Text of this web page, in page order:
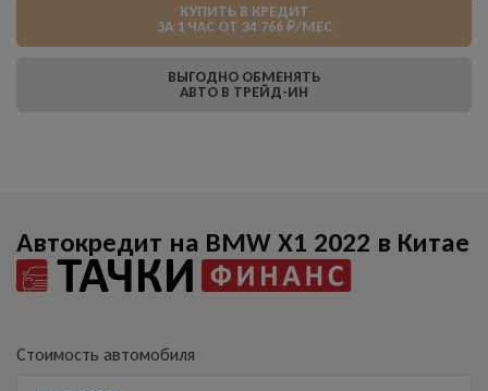
КУПИТЬ В КРЕДИТ
ЗА 1 ЧАС ОТ 34 766 ₽/МЕС
ВЫГОДНО ОБМЕНЯТЬ
АВТО В ТРЕЙД-ИН
Автокредит на BMW X1 2022 в Китае
Стоимость автомобиля